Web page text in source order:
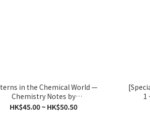
in the Chemical World —
Chemistry Notes by
Starsforthefuture
HK$45.00 ~ HK$50.50
1